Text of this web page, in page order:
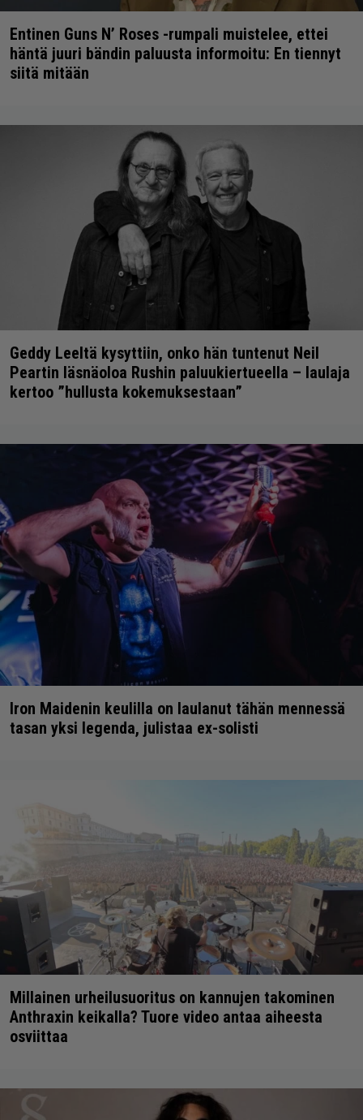
Entinen Guns N’ Roses -rumpali muistelee, ettei
häntä juuri bändin paluusta informoitu: En tiennyt
siitä mitään
Geddy Leeltä kysyttiin, onko hän tuntenut Neil
Peartin läsnäoloa Rushin paluukiertueella – laulaja
kertoo ”hullusta kokemuksestaan”
Iron Maidenin keulilla on laulanut tähän mennessä
tasan yksi legenda, julistaa ex-solisti
Millainen urheilusuoritus on kannujen takominen
Anthraxin keikalla? Tuore video antaa aiheesta
osviittaa